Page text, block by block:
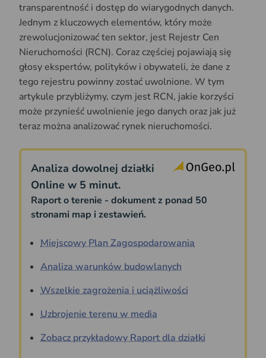
transparentność i dostęp do wiarygodnych danych.
Jednym z kluczowych elementów, który może
zrewolucjonizować ten sektor, jest Rejestr Cen
Nieruchomości (RCN). Coraz częściej pojawiają się
głosy ekspertów, polityków i obywateli, że dane z
tego rejestru powinny zostać uwolnione. W tym
artykule przybliżymy, czym jest RCN, jakie korzyści
może przynieść uwolnienie jego danych oraz jak już
teraz można analizować rynek nieruchomości.
Analiza dowolnej działki
Online w 5 minut.
Raport o terenie - dokument z ponad 50
stronami map i zestawień.
Miejscowy Plan Zagospodarowania
Analiza warunków budowlanych
Wszelkie zagrożenia i uciążliwości
Uzbrojenie terenu w media
Zobacz przykładowy Raport dla działki